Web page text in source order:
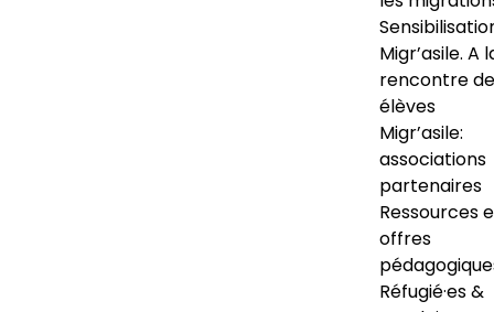
Migr’asile. A
rencontre
élèves
Migr’asile:
associations
partenaires
Ressources
offres
Réfugié·es &